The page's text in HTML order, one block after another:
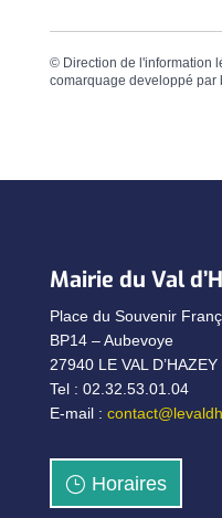
© Direction de l'information
comarquage developpé par
Mairie du Val
Place du Souvenir
BP14 – Aubevoye
27940 LE VAL D’HAZEY
Tel : 02.32.53.01.04
E-mail :
Horaires